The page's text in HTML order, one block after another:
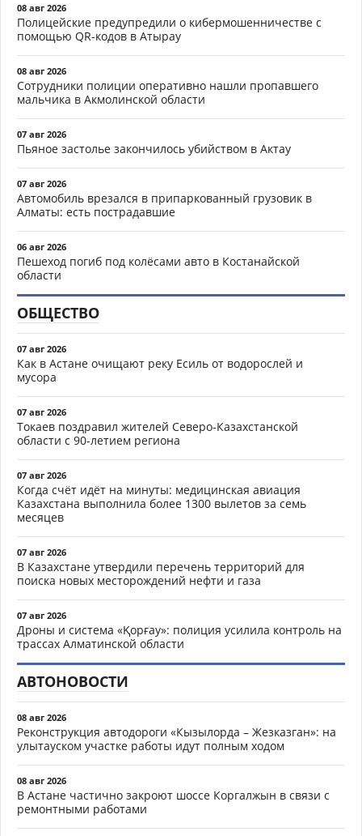
08 авг 2026
Полицейские предупредили о кибермошенничестве с
помощью QR-кодов в Атырау
08 авг 2026
Сотрудники полиции оперативно нашли пропавшего
мальчика в Акмолинской области
07 авг 2026
Пьяное застолье закончилось убийством в Актау
07 авг 2026
Автомобиль врезался в припаркованный грузовик в
Алматы: есть пострадавшие
06 авг 2026
Пешеход погиб под колёсами авто в Костанайской
области
ОБЩЕСТВО
07 авг 2026
Как в Астане очищают реку Есиль от водорослей и
мусора
07 авг 2026
Токаев поздравил жителей Северо-Казахстанской
области с 90-летием региона
07 авг 2026
Когда счёт идёт на минуты: медицинская авиация
Казахстана выполнила более 1300 вылетов за семь
месяцев
07 авг 2026
В Казахстане утвердили перечень территорий для
поиска новых месторождений нефти и газа
07 авг 2026
Дроны и система «Қорғау»: полиция усилила контроль на
трассах Алматинской области
АВТОНОВОСТИ
08 авг 2026
Реконструкция автодороги «Кызылорда – Жезказган»: на
улытауском участке работы идут полным ходом
08 авг 2026
В Астане частично закроют шоссе Коргалжын в связи с
ремонтными работами